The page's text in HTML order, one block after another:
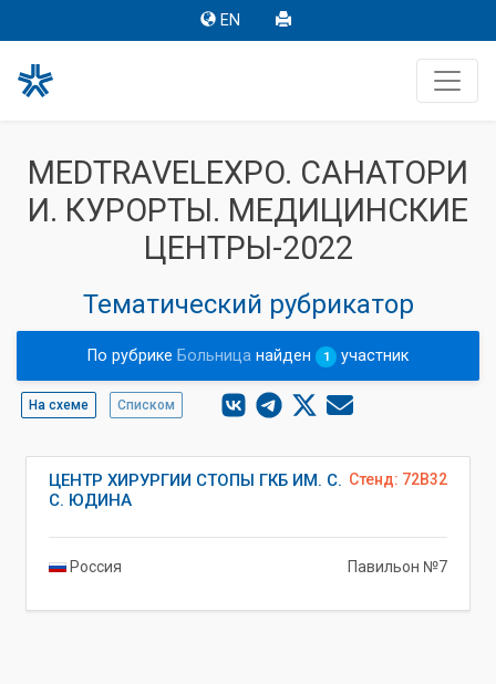
EN
MEDTRAVELEXPO. САНАТОРИ
И. КУРОРТЫ. МЕДИЦИНСКИЕ
ЦЕНТРЫ-2022
Тематический рубрикатор
По рубрике Больницанайден 1 участник
На схеме Списком
Стенд: 72B32
ЦЕНТР ХИРУРГИИ СТОПЫ ГКБ ИМ. С.
С. ЮДИНА
Россия Павильон №7